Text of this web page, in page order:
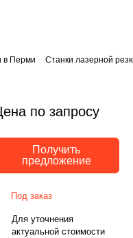
в Перми Станки лазерной
по запросу
Получить
предложение
Под заказ
Для уточнения
актуальной стоимости